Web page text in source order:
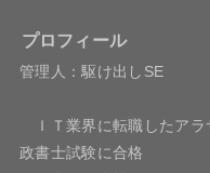
プロフィール
管理人：駆け出しSE
ＩＴ業界に転職したアラ
政書士試験に合格